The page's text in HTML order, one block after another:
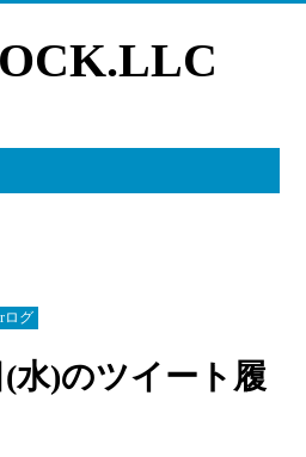
ログ
(水)のツイート履